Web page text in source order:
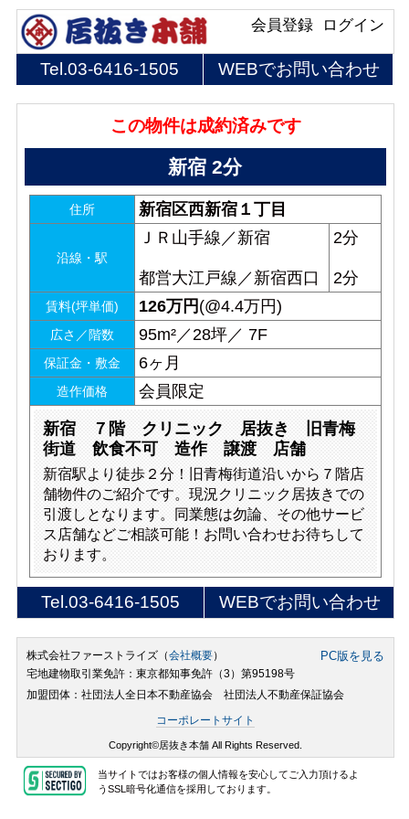
ログイン
会員登録
Tel.03-6416-1505 WEBでお問い合わせ
この物件は成約済みです
新宿 2分
住所 新宿区西新宿１丁目
沿線・駅
ＪＲ山手線／新宿
都営大江戸線／新宿西口
2分
2分
賃料(坪単価) 126万円 (@4.4万円)
広さ／階数 95m²／28坪／ 7F
保証金・敷金 6ヶ月
造作価格 会員限定
新宿 ７階 クリニック 居抜き 旧青梅
街道 飲食不可 造作 譲渡 店舗
新宿駅より徒歩２分！旧青梅街道沿いから７階店
舗物件のご紹介です。現況クリニック居抜きでの
引渡しとなります。同業態は勿論、その他サービ
ス店舗などご相談可能！お問い合わせお待ちして
おります。
Tel.03-6416-1505 WEBでお問い合わせ
株式会社ファーストライズ（会社概要） PC版を見る
宅地建物取引業免許：東京都知事免許（3）第95198号
加盟団体：社団法人全日本不動産協会 社団法人不動産保証協会
コーポレートサイト
Copyright©居抜き本舗 All Rights Reserved.
当サイトではお客様の個人情報を安心してご入力頂けるよ
うSSL暗号化通信を採用しております。